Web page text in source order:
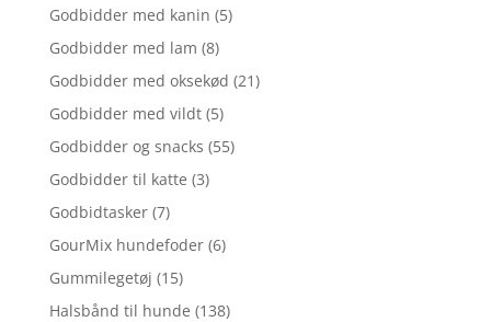
Godbidder med kanin (5)
Godbidder med lam (8)
Godbidder med oksekød (21)
Godbidder med vildt (5)
Godbidder og snacks (55)
Godbidder til katte (3)
Godbidtasker (7)
GourMix hundefoder (6)
Gummilegetøj (15)
Halsbånd til hunde (138)